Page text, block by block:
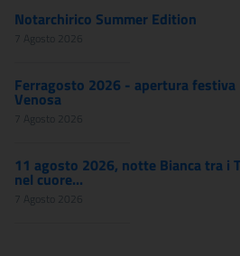
Notarchirico Summer Edition
7 Agosto 2026
Ferragosto 2026 - apertura festiva
Venosa
7 Agosto 2026
11 agosto 2026, notte Bianca tra i
nel cuore...
7 Agosto 2026